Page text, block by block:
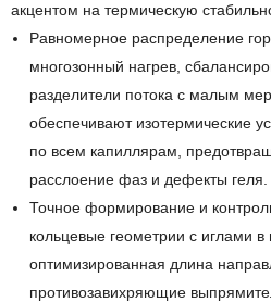
акцентом на термическую
Равномерное распределение
многозонный нагрев,
разделители потока с малым
обеспечивают изотермические
по всем капиллярам,
расслоение фаз и дефекты геля.
Точное формирование и
кольцевые геометрии с иглами в
оптимизированная длина
противозавихряющие